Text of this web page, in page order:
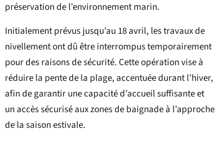
préservation de l’environnement marin.
Initialement prévus jusqu’au 18 avril, les travaux de
nivellement ont dû être interrompus temporairement
pour des raisons de sécurité. Cette opération vise à
réduire la pente de la plage, accentuée durant l’hiver,
afin de garantir une capacité d’accueil suffisante et
un accès sécurisé aux zones de baignade à l’approche
de la saison estivale.